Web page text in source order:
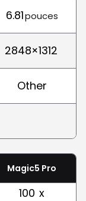
6.81pouces
2848×1312
Other
Magic5 Pro
100 x